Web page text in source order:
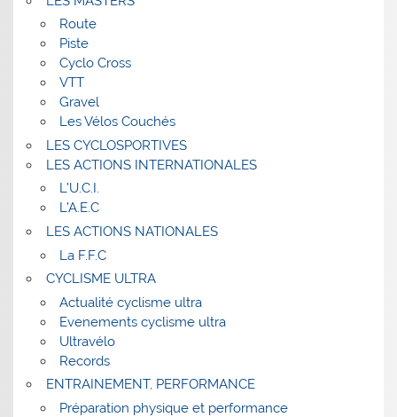
Route
Piste
Cyclo Cross
VTT
Gravel
Les Vélos Couchés
LES CYCLOSPORTIVES
LES ACTIONS INTERNATIONALES
L’U.C.I.
L’A.E.C
LES ACTIONS NATIONALES
La F.F.C
CYCLISME ULTRA
Actualité cyclisme ultra
Evenements cyclisme ultra
Ultravélo
Records
ENTRAINEMENT, PERFORMANCE
Préparation physique et performance